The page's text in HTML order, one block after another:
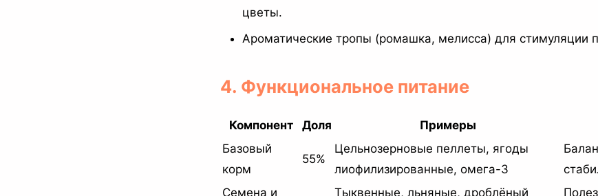
цветы.
Ароматические тропы (ромашка, мелисса) для стимуляции
4. Функциональное питание
Компонент Доля Примеры
Базовый
корм
55%
Цельнозерновые пеллеты, ягоды
лиофилизированные, омега-3
Семена и
Тыквенные, льняные, дроблёный